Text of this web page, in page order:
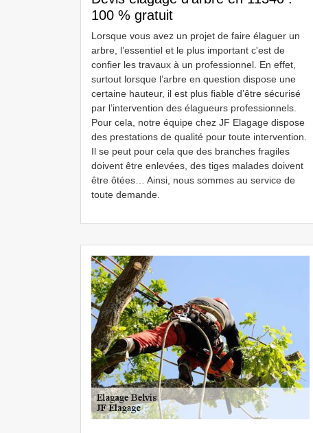
100 % gratuit
Lorsque vous avez un projet de faire élaguer un
arbre, l’essentiel et le plus important c'est de
confier les travaux à un professionnel. En effet,
surtout lorsque l’arbre en question dispose une
certaine hauteur, il est plus fiable d’être sécurisé
par l’intervention des élagueurs professionnels.
Pour cela, notre équipe chez JF Elagage dispose
des prestations de qualité pour toute intervention.
Il se peut pour cela que des branches fragiles
doivent être enlevées, des tiges malades doivent
être ôtées… Ainsi, nous sommes au service de
toute demande.